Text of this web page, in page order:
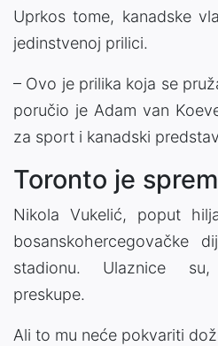
Uprkos tome, kanadske
jedinstvenoj prilici.
– Ovo je prilika koja se
poručio je Adam van
za sport i kanadski
Toronto je
Nikola Vukelić, poput
bosanskohercegovačke
stadionu. Ulaznice
preskupe.
Ali to mu neće pokvariti